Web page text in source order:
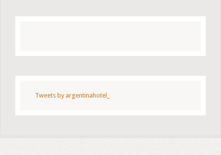
Tweets by argentinahotel_